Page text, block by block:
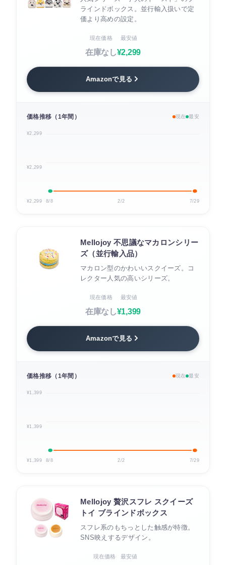
ラインドボックス。並行輸入扱いで定
価より高めの設定。
現在価格
在庫なし
最安値
¥2,299
Amazonで見る
価格推移（1年間） 現在 最安
¥2,299
¥2,299
¥2,299 8/8 2/2 7/29
Mellojoy 不思議なマカロンシリー
ズ（並行輸入品）
マカロン型のかわいいスクイーズ。コ
レクター人気の高いシリーズ。
現在価格
在庫なし
最安値
¥1,399
Amazonで見る
価格推移（1年間） 現在 最安
¥1,399
¥1,399
¥1,399 8/8 2/2 7/29
Mellojoy 贅沢スフレ スクイーズ
トイ ブラインドボックス
スフレ系のもちっとした触感が特徴。
SNS映えするデザイン。
現在価格 最安値